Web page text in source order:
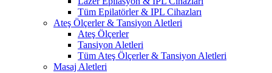
Tüm Epilatörler & IPL Cihazları
Ateş Ölçerler & Tansiyon Aletleri
Ateş Ölçerler
Tansiyon Aletleri
Tüm Ateş Ölçerler & Tansiyon Aletleri
Masaj Aletleri